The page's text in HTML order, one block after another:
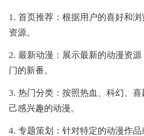
1. 首页推荐：根据用户的喜好和
资源。
2. 最新动漫：展示最新的动漫资
门的新番。
3. 热门分类：按照热血、科幻、
己感兴趣的动漫。
4. 专题策划：针对特定的动漫作